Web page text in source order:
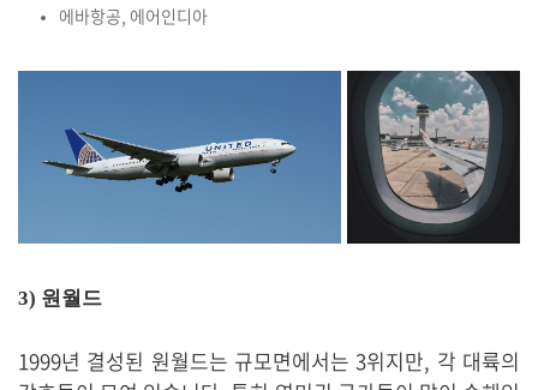
에바항공, 에어인디아
3) 원월드
1999년 결성된 원월드는 규모면에서는 3위지만, 각 대륙의